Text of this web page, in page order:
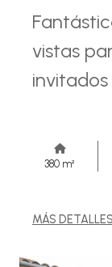
vistas
invitados
380 m²
MÁS DETALLES